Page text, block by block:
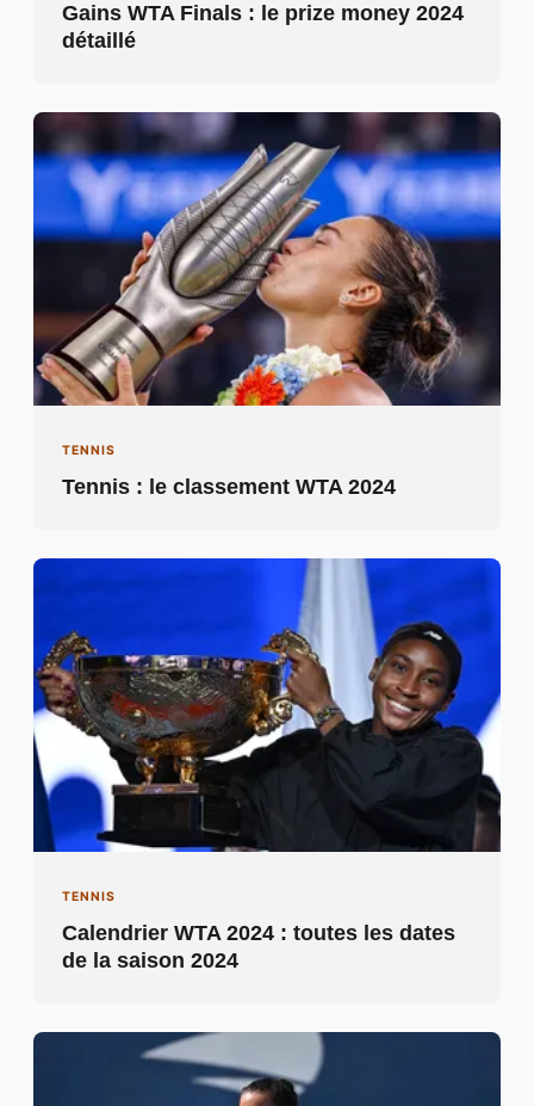
Gains WTA Finals : le prize money 2024
détaillé
TENNIS
Tennis : le classement WTA 2024
TENNIS
Calendrier WTA 2024 : toutes les dates
de la saison 2024